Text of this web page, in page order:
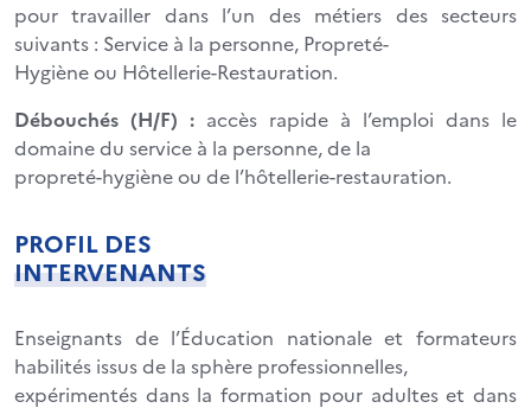
pour travailler dans l’un des métiers des secteurs
suivants : Service à la personne, Propreté-
Hygiène ou Hôtellerie-Restauration.
Débouchés (H/F) : accès rapide à l’emploi dans le
domaine du service à la personne, de la
propreté-hygiène ou de l’hôtellerie-restauration.
PROFIL DES
INTERVENANTS
Enseignants de l’Éducation nationale et formateurs
habilités issus de la sphère professionnelles,
expérimentés dans la formation pour adultes et dans